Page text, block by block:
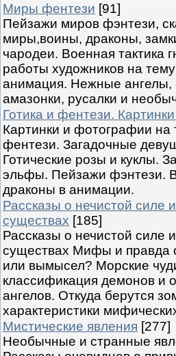
Миры фентези [91]
Пейзажи миров фэнтези,
миры,воины, драконы,
чародеи. Военная тактика
работы художников на
анимация. Нежные ангелы,
амазонки, русалки и
Готика и фентези.
Картинки и фотографии на
фентези. Загадочные
Готические розы и куклы.
эльфы. Пейзажи фэнтези.
драконы в анимации.
Рассказы о нечистой силе
существах [185]
Рассказы о нечистой силе
существах Мифы и правда
или вымысел? Морские
классификация демонов и
ангелов. Откуда берутся
характеристики
Мистические явления [277]
Необычные и странные